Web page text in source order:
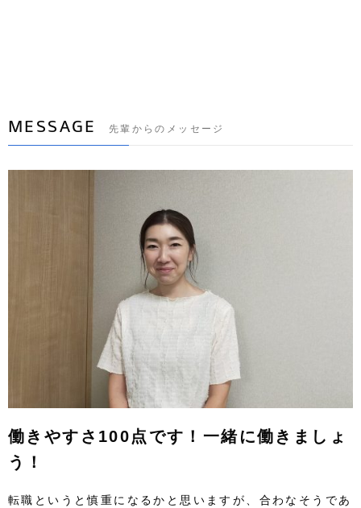
MESSAGE 先輩からのメッセージ
働きやすさ100点です！一緒に働きましょ
う！
転職というと慎重になるかと思いますが、合わなそうであ